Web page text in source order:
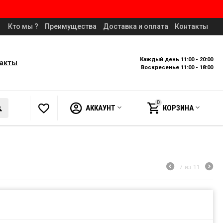
Кто мы ? Преимущества Доставка и оплата Контакты
Каждый день 11:00 - 20:00
Воскресенье 11:00 - 18:00
0
КОРЗИНА
АККАУНТ
7 из 11